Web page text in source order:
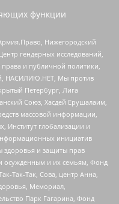
функции
Нижегородский
гендерных исследований,
и публичной политики,
НАСИЛИЮ.НЕТ, Мы против
Петербург, Лига
Союз, Хасдей Ерушалаим,
массовой информации,
Институт глобализации и
инициатив
здоровья и защиты прав
осужденным и их семьям, Фонд
Так-Так, Сова, центр Анна,
Мемориал,
Парк Гагарина, Фонд